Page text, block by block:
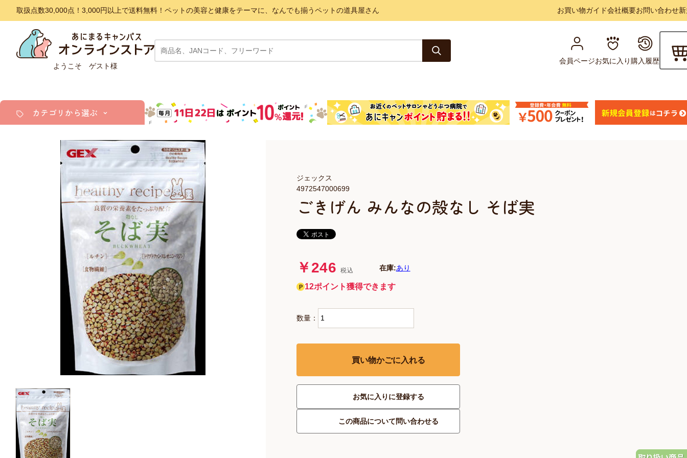
取扱点数30,000点！3,000円以上で送料無料！ペットの美容と健康をテーマに、なんでも揃うペットの道具屋さん お買い物ガイド会社概要お問い合わせ
ようこそ ゲスト様
会員ページお気に入り購入履歴
カテゴリから選ぶ
小動物・鳥
アクア・爬虫類・昆虫
ドッグフード
キャットフード
美容・ケア用品
服・おさんぽ用品
日用品（デイリー）
リビング雑貨
トリマーグッズ
シニアサポート
ごきげん みんなの殻なし そば実
4972547000699
ジェックス
￥246 税込 在庫:あり
12ポイント獲得できます
数量：
買い物かごに入れる
お気に入りに登録する
この商品について問い合わせる